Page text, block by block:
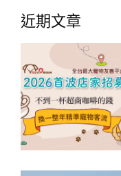
近期文章